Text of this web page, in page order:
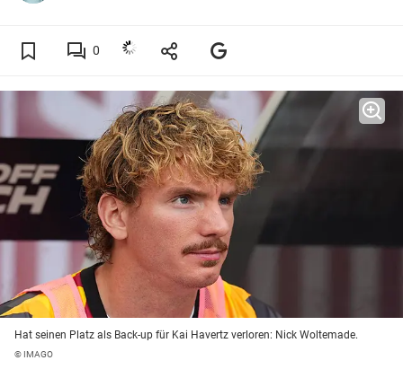
0
Hat seinen Platz als Back-up für Kai Havertz verloren: Nick Woltemade.
© IMAGO